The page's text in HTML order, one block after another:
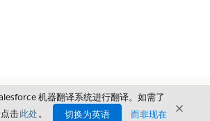
机器翻译系统进行翻译。如需了
击此处。 切换为英语 而非现在 关闭